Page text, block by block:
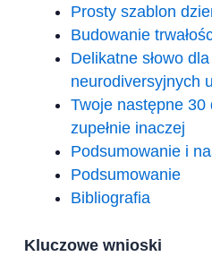
Prosty szablon
Budowanie
Delikatne słowo
neurodiversyjnych
Twoje następne
zupełnie inaczej
Podsumowanie i
Podsumowanie
Bibliografia
Kluczowe wnioski